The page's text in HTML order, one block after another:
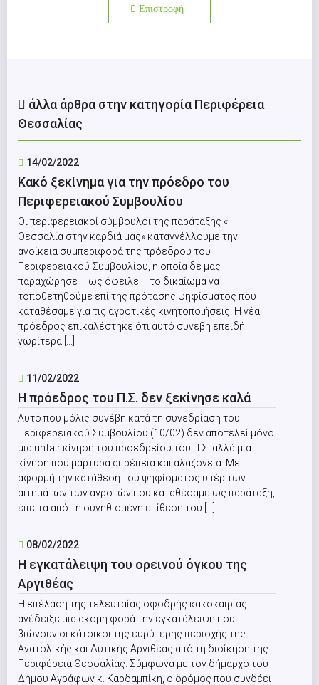
Επιστροφή
άλλα άρθρα στην κατηγορία Περιφέρεια
Θεσσαλίας
14/02/2022
Κακό ξεκίνημα για την πρόεδρο του
Περιφερειακού Συμβουλίου
Οι περιφερειακοί σύμβουλοι της παράταξης «Η
Θεσσαλία στην καρδιά μας» καταγγέλλουμε την
ανοίκεια συμπεριφορά της πρόεδρου του
Περιφερειακού Συμβουλίου, η οποία δε μας
παραχώρησε – ως όφειλε – το δικαίωμα να
τοποθετηθούμε επί της πρότασης ψηφίσματος που
καταθέσαμε για τις αγροτικές κινητοποιήσεις. Η νέα
πρόεδρος επικαλέστηκε ότι αυτό συνέβη επειδή
νωρίτερα [...]
11/02/2022
Η πρόεδρος του Π.Σ. δεν ξεκίνησε καλά
Αυτό που μόλις συνέβη κατά τη συνεδρίαση του
Περιφερειακού Συμβουλίου (10/02) δεν αποτελεί μόνο
μια unfair κίνηση του προεδρείου του Π.Σ. αλλά μια
κίνηση που μαρτυρά απρέπεια και αλαζονεία. Με
αφορμή την κατάθεση του ψηφίσματος υπέρ των
αιτημάτων των αγροτών που καταθέσαμε ως παράταξη,
έπειτα από τη συνηθισμένη επίθεση του [...]
08/02/2022
Η εγκατάλειψη του ορεινού όγκου της
Αργιθέας
Η επέλαση της τελευταίας σφοδρής κακοκαιρίας
ανέδειξε μια ακόμη φορά την εγκατάλειψη που
βιώνουν οι κάτοικοι της ευρύτερης περιοχής της
Ανατολικής και Δυτικής Αργιθέας από τη διοίκηση της
Περιφέρεια Θεσσαλίας. Σύμφωνα με τον δήμαρχο του
Δήμου Αγράφων κ. Καρδαμπίκη, ο δρόμος που συνδέει